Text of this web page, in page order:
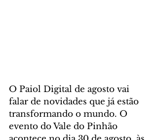
O Paiol Digital de agosto vai
falar de novidades que já estão
transformando o mundo. O
evento do Vale do Pinhão